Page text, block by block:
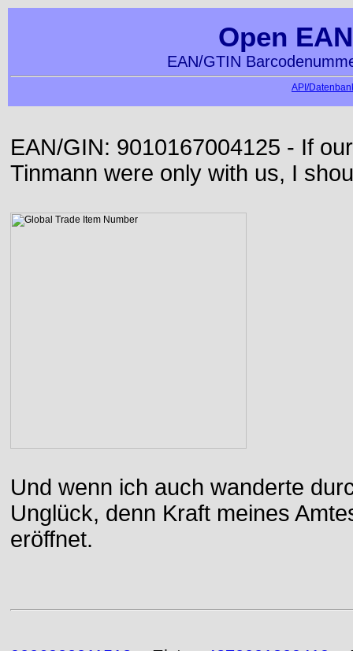
Open
EAN/GTIN
API/
EAN/GIN: 9010167004125 - If
Tinmann were only with us, I
Und wenn ich auch wanderte
Unglück, denn Kraft meines
eröffnet.